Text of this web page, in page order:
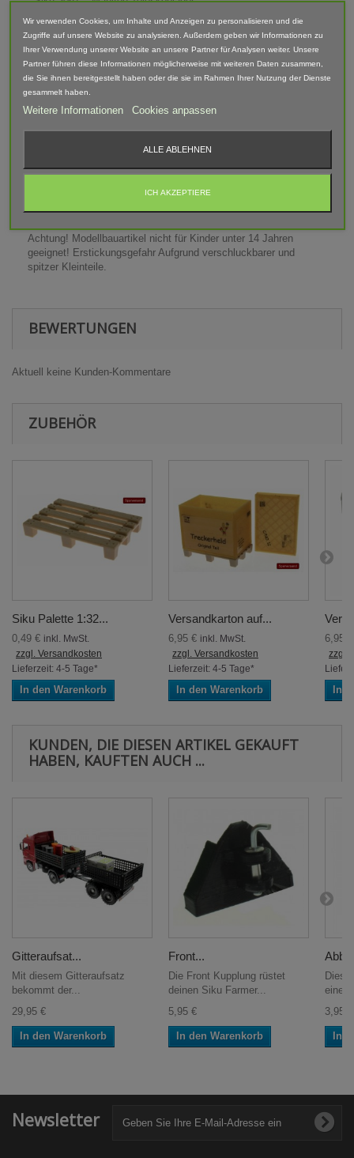
Maße (LxBxH): 16 mm x 44 mm x 32 mm
Lieferumfang: Palettengabel
Abgebildete Fahrzeuge und Zubehör sind nicht im Lieferumfang
enthalten.
nach bearbeitet. Daher können Form, Farbe und Ausführung
abweichen.
Warnhinweis
Achtung! Modellbauartikel nicht für Kinder unter 14 Jahren
geeignet! Erstickungsgefahr Aufgrund verschluckbarer und
spitzer Kleinteile.
BEWERTUNGEN
Aktuell keine Kunden-Kommentare
ZUBEHÖR
Siku Palette 1:32...
0,49 € inkl. MwSt.
zzgl. Versandkosten
Lieferzeit: 4-5 Tage*
In den Warenkorb
Versandkarton auf...
6,95 € inkl. MwSt.
zzgl. Versandkosten
Lieferzeit: 4-5 Tage*
In den Warenkorb
6,95
zzgl.
In
KUNDEN, DIE DIESEN ARTIKEL GEKAUFT
HABEN, KAUFTEN AUCH ...
Gitteraufsat...
Mit diesem Gitteraufsatz
bekommt der...
29,95 €
In den Warenkorb
Front...
Die Front Kupplung rüstet
deinen Siku Farmer...
5,95 €
In den Warenkorb
eine
3,95 €
In
Newsletter
Wir verwenden Cookies, um Inhalte und Anzeigen zu personalisieren und die
Zugriffe auf unsere Website zu analysieren. Außerdem geben wir Informationen zu
Ihrer Verwendung unserer Website an unsere Partner für Analysen weiter. Unsere
Partner führen diese Informationen möglicherweise mit weiteren Daten zusammen,
die Sie ihnen bereitgestellt haben oder die sie im Rahmen Ihrer Nutzung der Dienste
gesammelt haben.
Weitere Informationen Cookies anpassen
ALLE ABLEHNEN
ICH AKZEPTIERE